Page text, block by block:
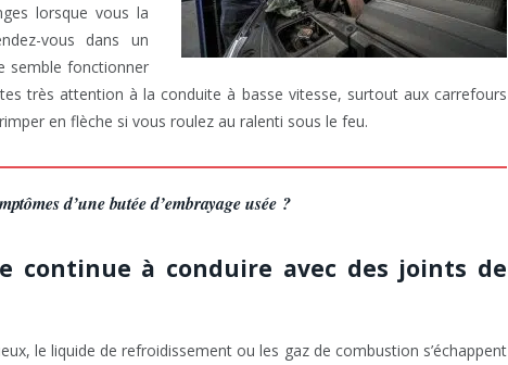
lorsque vous la
vous dans un
semble fonctionner
très attention à la conduite à basse vitesse, surtout aux carrefours
en flèche si vous roulez au ralenti sous le feu.
d’une butée d’embrayage usée ?
continue à conduire avec des joints de
le liquide de refroidissement ou les gaz de combustion s’échappent